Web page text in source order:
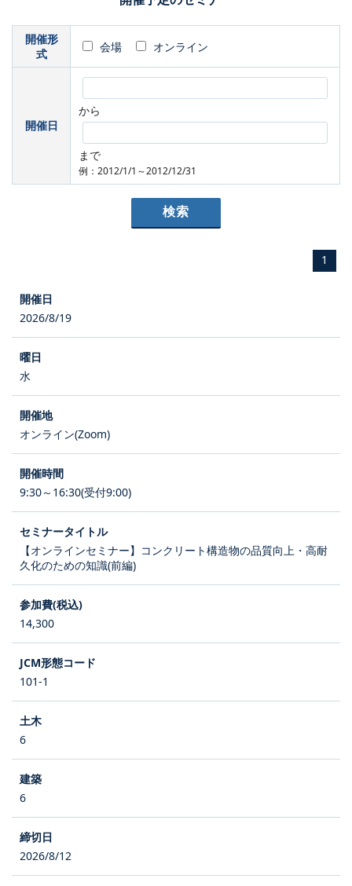
開催形
式
会場 オンライン
開催日
から
まで
例：2012/1/1～2012/12/31
1
2026/8/19
水
オンライン(Zoom)
9:30～16:30(受付9:00)
【オンラインセミナー】コンクリート構造物の品質向上・高耐
久化のための知識(前編)
14,300
101-1
6
6
2026/8/12